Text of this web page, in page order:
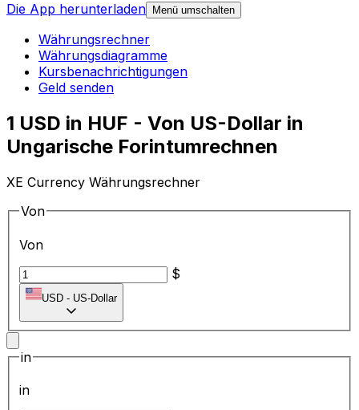
Die App herunterladen
Menü umschalten
Währungsrechner
Währungsdiagramme
Kursbenachrichtigungen
Geld senden
1 USD in HUF - Von US-Dollar in
Ungarische Forintumrechnen
XE Currency Währungsrechner
Von
Von
$
USD - US-Dollar
in
in